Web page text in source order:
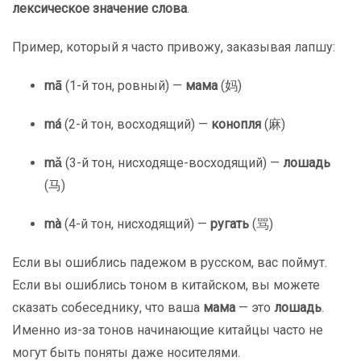
лексическое значение слова.
Пример, который я часто привожу, заказывая лапшу:
mā (1-й тон, ровный) — мама (妈)
má (2-й тон, восходящий) — конопля (麻)
mǎ (3-й тон, нисходяще-восходящий) — лошадь
(马)
mà (4-й тон, нисходящий) — ругать (骂)
Если вы ошиблись падежом в русском, вас поймут.
Если вы ошиблись тоном в китайском, вы можете
сказать собеседнику, что ваша мама — это лошадь.
Именно из-за тонов начинающие китайцы часто не
могут быть поняты даже носителями.